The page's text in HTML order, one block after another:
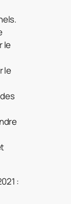
le
le
: